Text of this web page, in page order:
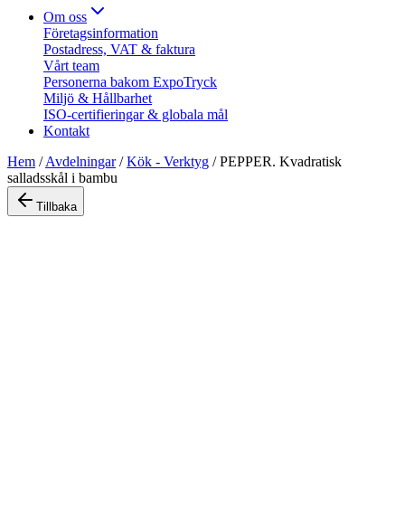
Om oss
Företagsinformation
Postadress, VAT & faktura
Vårt team
Personerna bakom ExpoTryck
Miljö & Hållbarhet
ISO-certifieringar & globala mål
Kontakt
Hem /Avdelningar/Kök - Verktyg /PEPPER. Kvadratisk
salladsskål i bambu
Tillbaka